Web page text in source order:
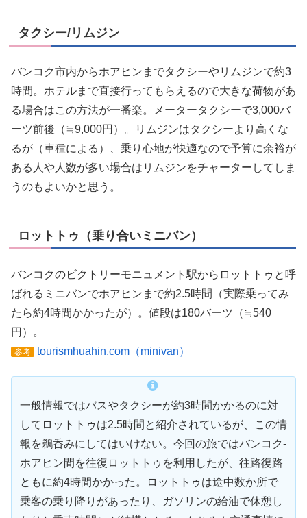
タクシー/リムジン
バンコク市内からホアヒンまでタクシーやリムジンで約3
時間。ホテルまで直接行ってもらえるので大きな荷物があ
る場合はこの方法が一番楽。メータータクシーで3,000バ
ーツ前後（≒9,000円）。リムジンはタクシーより高くな
るが（車種による）、乗り心地が快適なので予算に余裕が
ある人や人数が多い場合はリムジンをチャーターしてしま
うのもよいかと思う。
ロットトゥ（乗り合いミニバン）
バンコクのビクトリーモニュメント駅からロットトゥと呼
ばれるミニバンでホアヒンまで約2.5時間（実際乗ってみ
たら約4時間かかったが）。値段は180バーツ（≒540
円）。
参考 tourismhuahin.com（minivan）
一般情報ではバスやタクシーが約3時間かかるのに対
してロットトゥは2.5時間と紹介されているが、この情
報を鵜呑みにしてはいけない。今回の旅ではバンコク-
ホアヒン間を往復ロットトゥを利用したが、往路復路
ともに約4時間かかった。ロットトゥは途中数か所で
乗客の乗り降りがあったり、ガソリンの給油で休憩し